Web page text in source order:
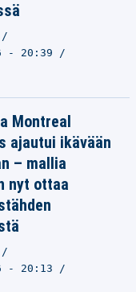
- 20:39
Montreal
ajautui ikävään
– mallia
nyt ottaa
- 20:13